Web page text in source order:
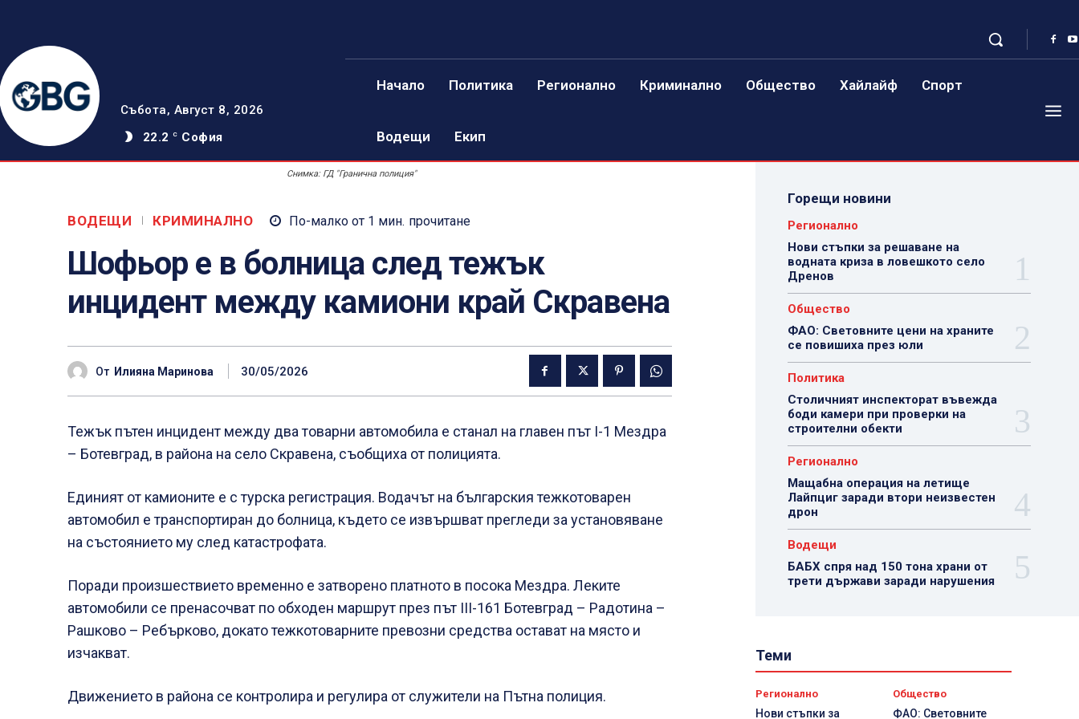
Събота, Август 8, 2026
22.2
C София
Начало Политика Регионално Криминално Общество Хайлайф Спорт
Водещи Екип
Снимка: ГД "Гранична полиция"
ВОДЕЩИ КРИМИНАЛНО По-малко от 1 мин. прочитане
Шофьор е в болница след тежък
инцидент между камиони край Скравена
От Илияна Маринова 30/05/2026
Тежък пътен инцидент между два товарни автомобила е станал на главен път I-1 Мездра
– Ботевград, в района на село Скравена, съобщиха от полицията.
Единият от камионите е с турска регистрация. Водачът на българския тежкотоварен
автомобил е транспортиран до болница, където се извършват прегледи за установяване
на състоянието му след катастрофата.
Поради произшествието временно е затворено платното в посока Мездра. Леките
автомобили се пренасочват по обходен маршрут през път III-161 Ботевград – Радотина –
Рашково – Ребърково, докато тежкотоварните превозни средства остават на място и
изчакват.
Движението в района се контролира и регулира от служители на Пътна полиция.
Горещи новини
Регионално
Нови стъпки за решаване на
водната криза в ловешкото село
Дренов
Общество
ФАО: Световните цени на храните
се повишиха през юли
Политика
Столичният инспекторат въвежда
боди камери при проверки на
строителни обекти
Регионално
Мащабна операция на летище
Лайпциг заради втори неизвестен
дрон
Водещи
БАБХ спря над 150 тона храни от
трети държави заради нарушения
Теми
Регионално
Нови стъпки за
Общество
ФАО: Световните